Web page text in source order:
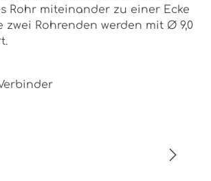
Rohr miteinander zu einer Ecke
zwei Rohrenden werden mit Ø 9,0